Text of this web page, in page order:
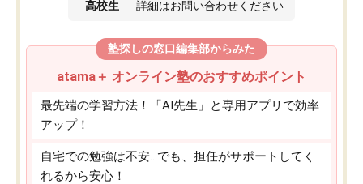
高校生 詳細はお問い合わせください
塾探しの窓口編集部からみた
atama＋ オンライン塾のおすすめポイント
最先端の学習方法！「AI先生」と専用アプリで効率
アップ！
自宅での勉強は不安…でも、担任がサポートしてく
れるから安心！